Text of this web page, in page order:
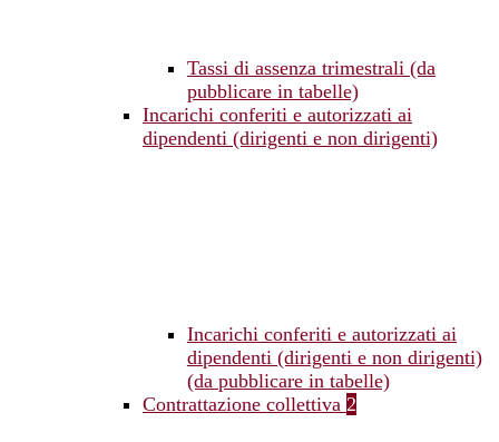
Tassi di assenza trimestrali (da
pubblicare in tabelle)
Incarichi conferiti e autorizzati ai
dipendenti (dirigenti e non dirigenti)
Incarichi conferiti e autorizzati ai
dipendenti (dirigenti e non dirigenti)
(da pubblicare in tabelle)
Contrattazione collettiva 2